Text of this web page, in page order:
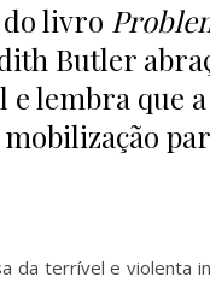
do livro
Butler
lembra que
da terrível e violenta